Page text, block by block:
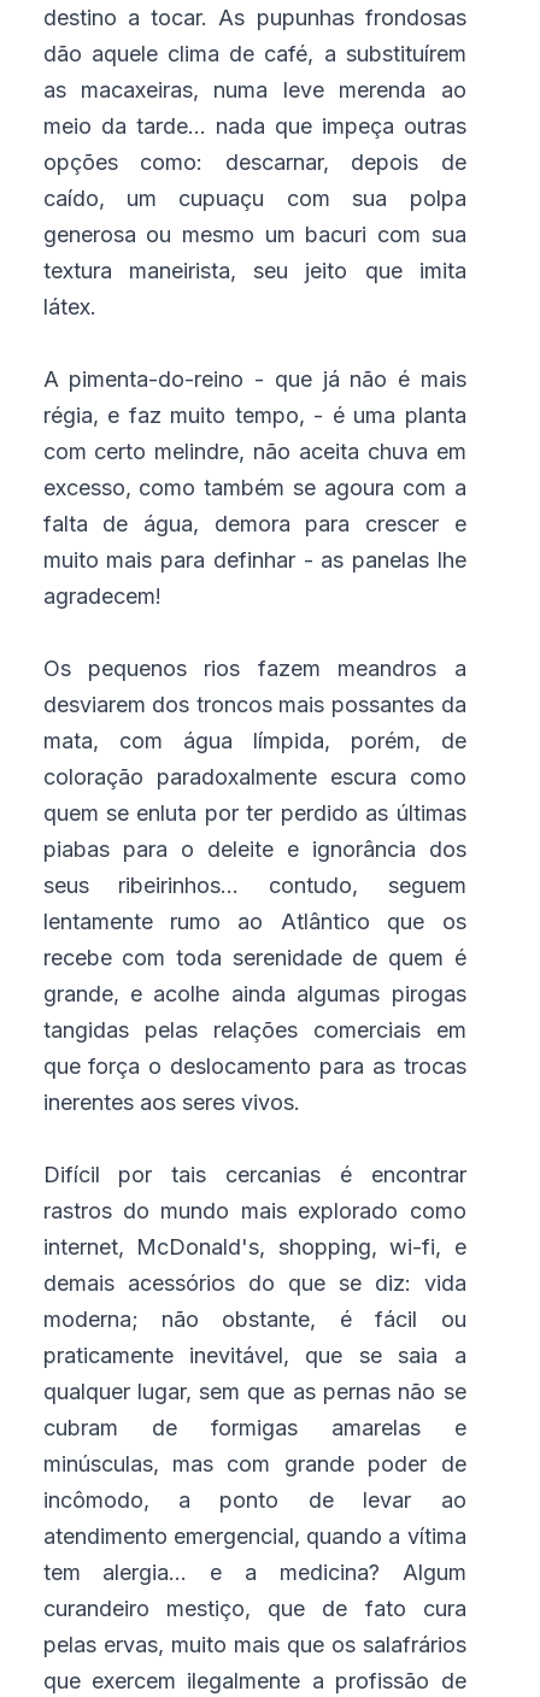
destino a tocar. As pupunhas frondosas
dão aquele clima de café, a substituírem
as macaxeiras, numa leve merenda ao
meio da tarde... nada que impeça outras
opções como: descarnar, depois de
caído, um cupuaçu com sua polpa
generosa ou mesmo um bacuri com sua
textura maneirista, seu jeito que imita
látex.
A pimenta-do-reino - que já não é mais
régia, e faz muito tempo, - é uma planta
com certo melindre, não aceita chuva em
excesso, como também se agoura com a
falta de água, demora para crescer e
muito mais para definhar - as panelas lhe
agradecem!
Os pequenos rios fazem meandros a
desviarem dos troncos mais possantes da
mata, com água límpida, porém, de
coloração paradoxalmente escura como
quem se enluta por ter perdido as últimas
piabas para o deleite e ignorância dos
seus ribeirinhos... contudo, seguem
lentamente rumo ao Atlântico que os
recebe com toda serenidade de quem é
grande, e acolhe ainda algumas pirogas
tangidas pelas relações comerciais em
que força o deslocamento para as trocas
inerentes aos seres vivos.
Difícil por tais cercanias é encontrar
rastros do mundo mais explorado como
internet, McDonald's, shopping, wi-fi, e
demais acessórios do que se diz: vida
moderna; não obstante, é fácil ou
praticamente inevitável, que se saia a
qualquer lugar, sem que as pernas não se
cubram de formigas amarelas e
minúsculas, mas com grande poder de
incômodo, a ponto de levar ao
atendimento emergencial, quando a vítima
tem alergia... e a medicina? Algum
curandeiro mestiço, que de fato cura
pelas ervas, muito mais que os salafrários
que exercem ilegalmente a profissão de